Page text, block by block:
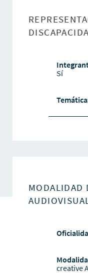
Sí
MODALIDAD
AUDIOVISUAL
creative